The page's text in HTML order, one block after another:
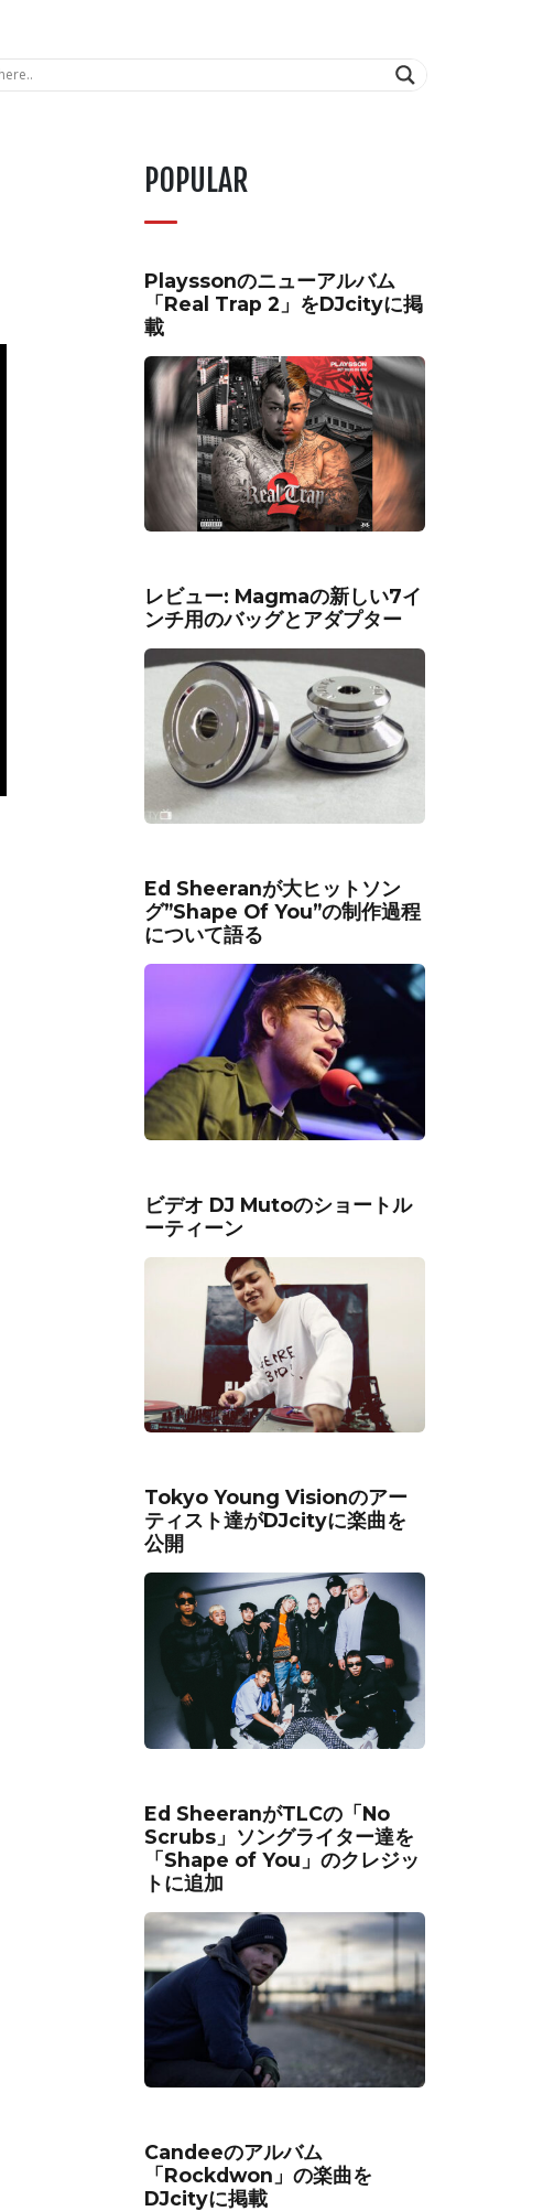
POPULAR
Playssonのニューアルバム
「Real Trap 2」をDJcityに掲
載
レビュー: Magmaの新しい7イ
ンチ用のバッグとアダプター
Ed Sheeranが大ヒットソン
グ”Shape Of You”の制作過程
について語る
ビデオ DJ Mutoのショートル
ーティーン
Tokyo Young Visionのアー
ティスト達がDJcityに楽曲を
公開
Ed SheeranがTLCの「No
Scrubs」ソングライター達を
「Shape of You」のクレジッ
トに追加
Candeeのアルバム
「Rockdwon」の楽曲を
DJcityに掲載